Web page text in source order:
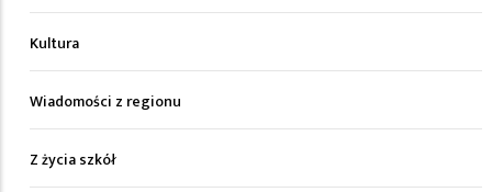
Kultura
Wiadomości z regionu
Z życia szkół